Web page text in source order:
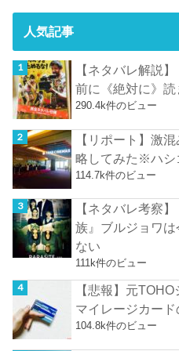
人気記事
【ネタバレ解説
前に《絶対に》
290.4k件のビュー
【リポート】激
略してみた※ハシ
114.7k件のビュー
【ネタバレ考察
族』ブルジョワ
ない
111k件のビュー
【悲報】元
マイレージカー
104.8k件のビュー